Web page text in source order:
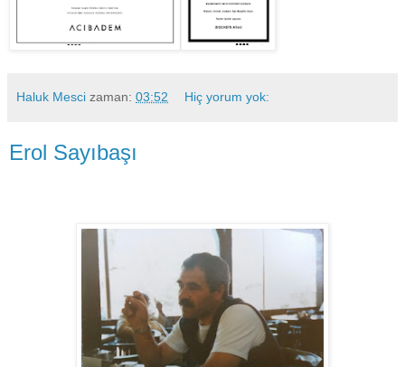
Haluk Mesci zaman: 03:52 Hiç yorum yok:
Erol Sayıbaşı